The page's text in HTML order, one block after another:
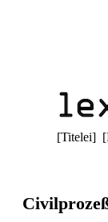
[Titelei] [